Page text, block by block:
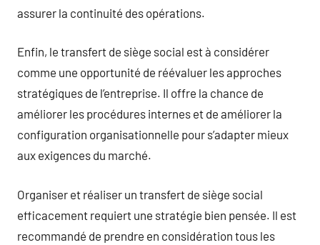
assurer la continuité des opérations.
Enfin, le transfert de siège social est à considérer
comme une opportunité de réévaluer les approches
stratégiques de l’entreprise. Il offre la chance de
améliorer les procédures internes et de améliorer la
configuration organisationnelle pour s’adapter mieux
aux exigences du marché.
Organiser et réaliser un transfert de siège social
efficacement requiert une stratégie bien pensée. Il est
recommandé de prendre en considération tous les